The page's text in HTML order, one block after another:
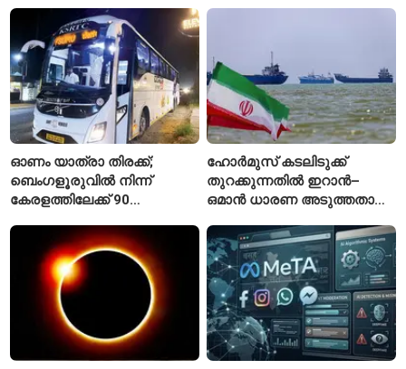
ഓണം യാത്രാ തിരക്ക്;
ബെംഗളൂരുവിൽ നിന്ന്
കേരളത്തിലേക്ക് 90
ഹോർമുസ് കടലിടുക്ക്
തുറക്കുന്നതിൽ ഇറാൻ–
ഒമാൻ ധാരണ അടുത്തതായി;
ടെഹ്റാൻ